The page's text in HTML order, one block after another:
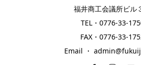
福井商工会議所ビル
TEL・0776-33-
FAX・0776-33-
Email ・